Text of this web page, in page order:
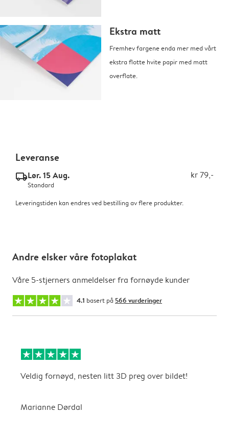
Ekstra matt
Fremhev fargene enda mer med vårt
ekstra flotte hvite papir med matt
overflate.
Leveranse
delivery_standard_v2Lør. 15 Aug. kr 79,-
Standard
Leveringstiden kan endres ved bestilling av flere produkter.
Andre elsker våre fotoplakat
Våre 5-stjerners anmeldelser fra fornøyde kunder
4.1 basert på 566 vurderinger
Veldig fornøyd, nesten litt 3D preg over bildet!
Marianne Dørdal